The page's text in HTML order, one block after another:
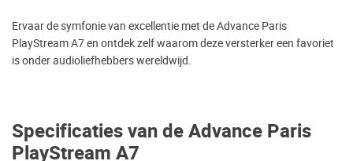
Specificaties van de Advance Paris
PlayStream A7
Ervaar de symfonie van excellentie met de Advance Paris
PlayStream A7 en ontdek zelf waarom deze versterker een favoriet
is onder audioliefhebbers wereldwijd.